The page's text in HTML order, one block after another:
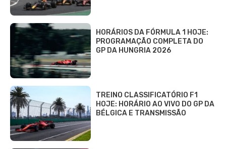
HORÁRIOS DA FÓRMULA 1 HOJE:
PROGRAMAÇÃO COMPLETA DO
GP DA HUNGRIA 2026
TREINO CLASSIFICATÓRIO F1
HOJE: HORÁRIO AO VIVO DO GP DA
BÉLGICA E TRANSMISSÃO